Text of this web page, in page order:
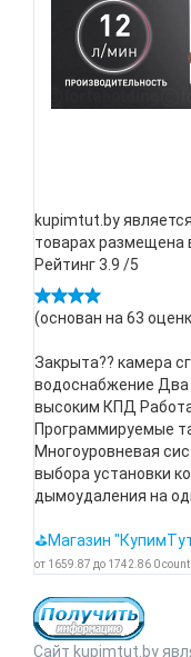
kupimtut.by
товарах размещена
Рейтинг3.9 /5
(основан на 63
Закрыта?? камера
водоснабжение Два
высоким КПД
Программируемые
Многоуровневая
выбора установки
дымоудаления на
⛳Магазин
от 1659.87 до 1742.86 0count
Сайт kupimtut.by